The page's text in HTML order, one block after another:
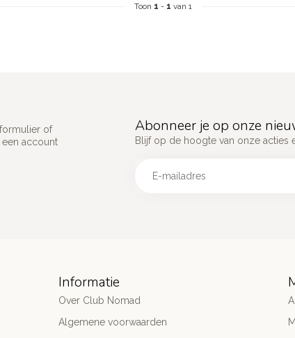
Toon 1 - 1 van 1
of
account
Abonneer je op onze
Blijf op de hoogte van onze acties
Informatie
Over Club Nomad
Algemene voorwaarden